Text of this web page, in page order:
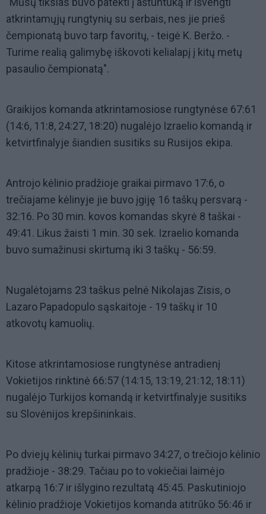
atkrintamųjų rungtynių su serbais, nes jie prieš
čempionatą buvo tarp favoritų, - teigė K. Beržo. -
Turime realią galimybę iškovoti kelialapį į kitų metų
pasaulio čempionatą".
Graikijos komanda atkrintamosiose rungtynėse 67:61
(14:6, 11:8, 24:27, 18:20) nugalėjo Izraelio komandą ir
ketvirtfinalyje šiandien susitiks su Rusijos ekipa.
Antrojo kėlinio pradžioje graikai pirmavo 17:6, o
trečiajame kėlinyje jie buvo įgiję 16 taškų persvarą -
32:16. Po 30 min. kovos komandas skyrė 8 taškai -
49:41. Likus žaisti 1 min. 30 sek. Izraelio komanda
buvo sumažinusi skirtumą iki 3 taškų - 56:59.
Nugalėtojams 23 taškus pelnė Nikolajas Zisis, o
Lazaro Papadopulo sąskaitoje - 19 taškų ir 10
atkovotų kamuolių.
Kitose atkrintamosiose rungtynėse antradienį
Vokietijos rinktinė 66:57 (14:15, 13:19, 21:12, 18:11)
nugalėjo Turkijos komandą ir ketvirtfinalyje susitiks
su Slovėnijos krepšininkais.
Po dviejų kėlinių turkai pirmavo 34:27, o trečiojo kėlinio
pradžioje - 38:29. Tačiau po to vokiečiai laimėjo
atkarpą 16:7 ir išlygino rezultatą 45:45. Paskutiniojo
kėlinio pradžioje Vokietijos komanda atitrūko 56:46 ir